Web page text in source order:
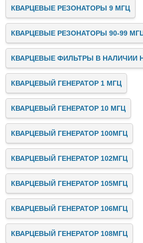
КВАРЦЕВЫЕ РЕЗОНАТОРЫ 9 МГЦ
КВАРЦЕВЫЕ РЕЗОНАТОРЫ 90-99
КВАРЦЕВЫЕ ФИЛЬТРЫ В НАЛИЧИИ
КВАРЦЕВЫЙ ГЕНЕРАТОР 1 МГЦ
КВАРЦЕВЫЙ ГЕНЕРАТОР 10 МГЦ
КВАРЦЕВЫЙ ГЕНЕРАТОР 100МГЦ
КВАРЦЕВЫЙ ГЕНЕРАТОР 102МГЦ
КВАРЦЕВЫЙ ГЕНЕРАТОР 105МГЦ
КВАРЦЕВЫЙ ГЕНЕРАТОР 106МГЦ
КВАРЦЕВЫЙ ГЕНЕРАТОР 108МГЦ